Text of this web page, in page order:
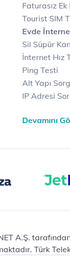
Faturasız
Tourist SIM
Evde
Sil Süpür
İnternet Hız
Ping Testi
Alt Yapı
IP Adresi
Avantajlı
Fiber
İnternet
Ev Telefonu
Muud
Total
Raunt
Devamını
A.Ş.
Türk
taşıma